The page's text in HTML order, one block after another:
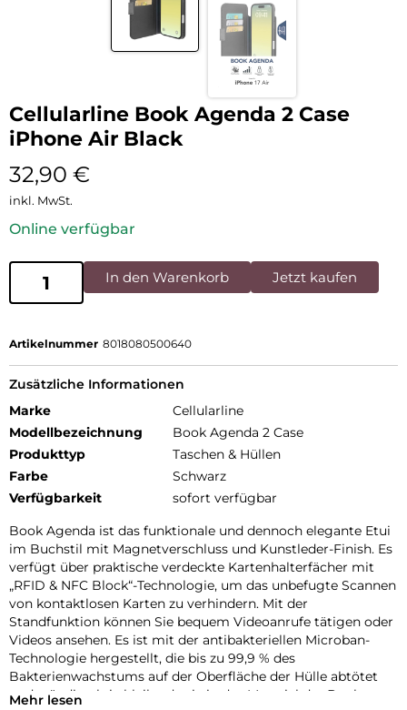
Cellularline Book Agenda 2 Case
iPhone Air Black
32,90 €
inkl. MwSt.
Online verfügbar
In den Warenkorb Jetzt kaufen
Artikelnummer 8018080500640
Zusätzliche Informationen
Marke
Cellularline
Modellbezeichnung
Book Agenda 2 Case
Produkttyp
Taschen & Hüllen
Farbe
Schwarz
Verfügbarkeit
sofort verfügbar
Book Agenda ist das funktionale und dennoch elegante Etui
im Buchstil mit Magnetverschluss und Kunstleder-Finish. Es
verfügt über praktische verdeckte Kartenhalterfächer mit
„RFID & NFC Block“-Technologie, um das unbefugte Scannen
von kontaktlosen Karten zu verhindern. Mit der
Standfunktion können Sie bequem Videoanrufe tätigen oder
Videos ansehen. Es ist mit der antibakteriellen Microban-
Technologie hergestellt, die bis zu 99,9 % des
Bakterienwachstums auf der Oberfläche der Hülle abtötet
und ständig aktiv bleibt, da sie in das Material der Book
Mehr lesen